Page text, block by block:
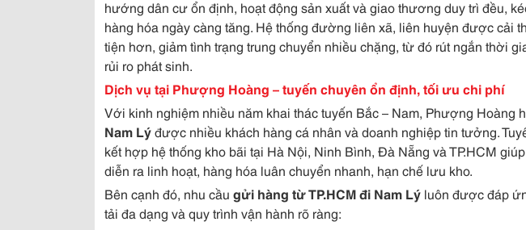
hướng dân cư ổn định, hoạt động sản xuất và giao thương duy trì đều,
hàng hóa ngày càng tăng. Hệ thống đường liên xã, liên huyện được cải
tiện hơn, giảm tình trạng trung chuyển nhiều chặng, từ đó rút ngắn thời
rủi ro phát sinh.
Dịch vụ tại Phượng Hoàng – tuyến chuyên ổn định, tối ưu chi phí
Với kinh nghiệm nhiều năm khai thác tuyến Bắc – Nam, Phượng Hoàng
Nam Lýđược nhiều khách hàng cá nhân và doanh nghiệp tin tưởng.
kết hợp hệ thống kho bãi tại Hà Nội, Ninh Bình, Đà Nẵng và TP.HCM
diễn ra linh hoạt, hàng hóa luân chuyển nhanh, hạn chế lưu kho.
Bên cạnh đó, nhu cầu gửi hàng từ TP.HCM đi Nam Lý luôn được đáp
tải đa dạng và quy trình vận hành rõ ràng: